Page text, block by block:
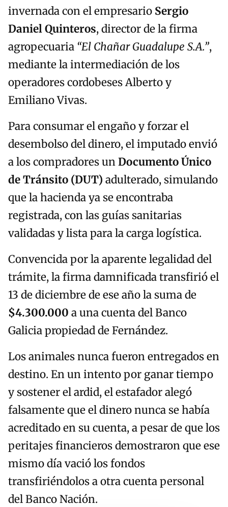
invernada con el empresario Sergio
Daniel Quinteros, director de la firma
agropecuaria “El Chañar Guadalupe S.A.”,
mediante la intermediación de los
operadores cordobeses Alberto y
Emiliano Vivas.
Para consumar el engaño y forzar el
desembolso del dinero, el imputado envió
a los compradores unDocumento Único
de Tránsito (DUT) adulterado, simulando
que la hacienda ya se encontraba
registrada, con las guías sanitarias
validadas y lista para la carga logística.
Convencida por la aparente legalidad del
trámite, la firma damnificada transfirió el
13 de diciembre de ese año la suma de
$4.300.000 a una cuenta del Banco
Galicia propiedad de Fernández.
Los animales nunca fueron entregados en
destino. En un intento por ganar tiempo
y sostener el ardid, el estafador alegó
falsamente que el dinero nunca se había
acreditado en su cuenta, a pesar de que los
peritajes financieros demostraron que ese
mismo día vació los fondos
transfiriéndolos a otra cuenta personal
del Banco Nación.